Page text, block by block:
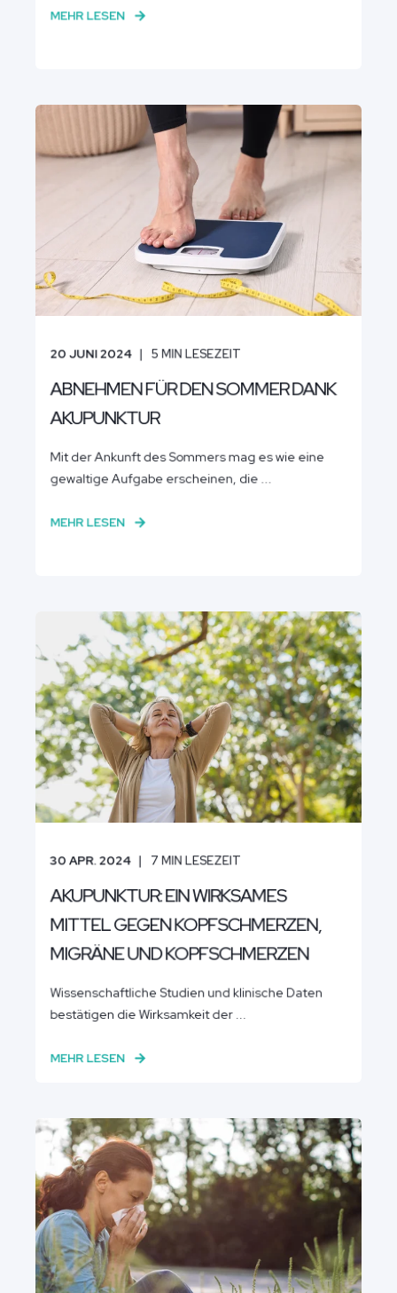
MEHR LESEN
20 JUNI 2024 5MIN LESEZEIT
ABNEHMEN FÜR DEN SOMMER DANK
AKUPUNKTUR
Mit der Ankunft des Sommers mag es wie eine
gewaltige Aufgabe erscheinen, die ...
MEHR LESEN
30 APR. 2024 7MIN LESEZEIT
AKUPUNKTUR: EIN WIRKSAMES
MITTEL GEGEN KOPFSCHMERZEN,
MIGRÄNE UND KOPFSCHMERZEN
Wissenschaftliche Studien und klinische Daten
bestätigen die Wirksamkeit der ...
MEHR LESEN